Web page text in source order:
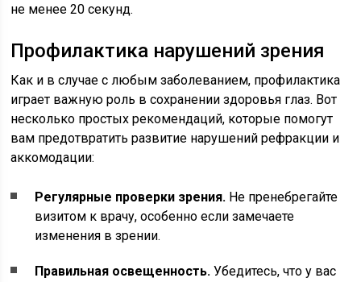
не менее 20 секунд.
Профилактика нарушений зрения
Как и в случае с любым заболеванием, профилактика
играет важную роль в сохранении здоровья глаз. Вот
несколько простых рекомендаций, которые помогут
вам предотвратить развитие нарушений рефракции и
аккомодации:
Регулярные проверки зрения. Не пренебрегайте
визитом к врачу, особенно если замечаете
изменения в зрении.
Правильная освещенность. Убедитесь, что у вас